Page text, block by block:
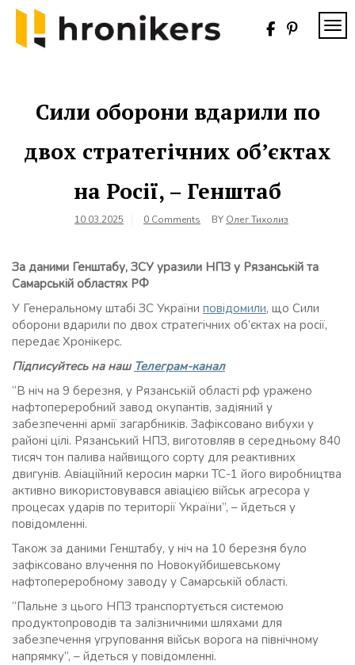
Skip
content
Сили оборони вдарили по
двох стратегічних об’єктах
на Росії, – Генштаб
10.03.2025 0 Comments BY Олег Тихолиз
За даними Генштабу, ЗСУ уразили НПЗ у Рязанській та
Самарській областях РФ
У Генеральному штабі ЗС України повідомили, що Сили
оборони вдарили по двох стратегічних об’єктах на росії,
передає Хронікерс.
Підписуйтесь на наш Телеграм-канал
“В ніч на 9 березня, у Рязанській області рф уражено
нафтопереробний завод окупантів, задіяний у
забезпеченні армії загарбників. Зафіксовано вибухи у
районі цілі. Рязанський НПЗ, виготовляв в середньому 840
тисяч тон палива найвищого сорту для реактивних
двигунів. Авіаційний керосин марки ТС-1 його виробництва
активно використовувався авіацією військ агресора у
процесах ударів по території України”, – йдеться у
повідомленні.
Також за даними Генштабу, у ніч на 10 березня було
зафіксовано влучення по Новокуйбишевському
нафтопереробному заводу у Самарській області.
“Пальне з цього НПЗ транспортується системою
продуктопроводів та залізничними шляхами для
забезпечення угруповання військ ворога на північному
напрямку”, – йдеться у повідомленні.